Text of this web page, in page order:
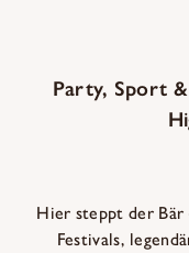
Party, Sport
Hier steppt der Bär
Festivals,